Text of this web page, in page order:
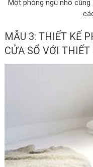
Một phòng ngủ nhỏ
MẪU 3: THIẾT KẾ
CỬA SỔ VỚI